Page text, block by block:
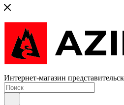
Интернет-магазин